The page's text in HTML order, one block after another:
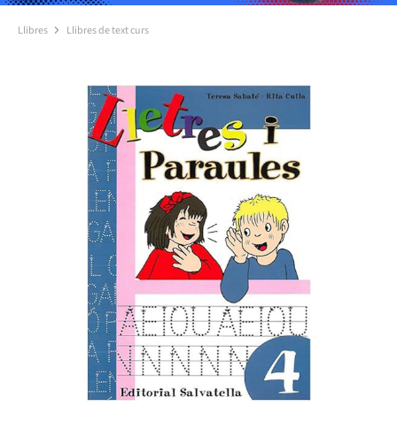
Llibres Llibres de text curs